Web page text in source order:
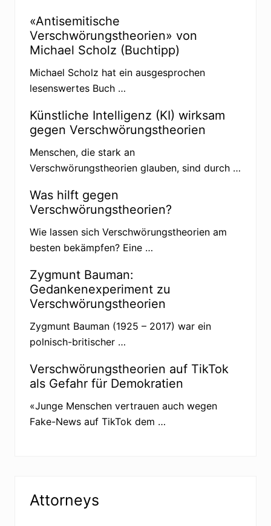
«Antisemitische
Verschwörungstheorien» von
Michael Scholz (Buchtipp)
Michael Scholz hat ein ausgesprochen
lesenswertes Buch …
Künstliche Intelligenz (KI) wirksam
gegen Verschwörungstheorien
Menschen, die stark an
Verschwörungstheorien glauben, sind durch …
Was hilft gegen
Verschwörungstheorien?
Wie lassen sich Verschwörungstheorien am
besten bekämpfen? Eine …
Zygmunt Bauman:
Gedankenexperiment zu
Verschwörungstheorien
Zygmunt Bauman (1925 – 2017) war ein
polnisch-britischer …
Verschwörungstheorien auf TikTok
als Gefahr für Demokratien
«Junge Menschen vertrauen auch wegen
Fake-News auf TikTok dem …
Attorneys